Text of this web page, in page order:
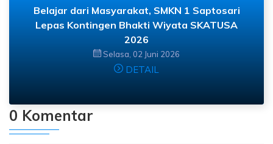
Belajar dari Masyarakat, SMKN 1 Saptosari
Lepas Kontingen Bhakti Wiyata SKATUSA
2026
Selasa, 02 Juni 2026
DETAIL
0 Komentar